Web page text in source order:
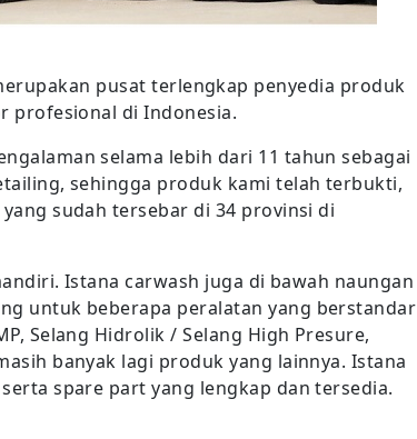
pusat terlengkap penyedia produk
profesional di Indonesia.
selama lebih dari 11 tahun sebagai
sehingga produk kami telah terbukti,
sudah tersebar di 34 provinsi di
Istana carwash juga di bawah naungan
untuk beberapa peralatan yang berstandar
Selang Hidrolik / Selang High Presure,
banyak lagi produk yang lainnya. Istana
spare part yang lengkap dan tersedia.